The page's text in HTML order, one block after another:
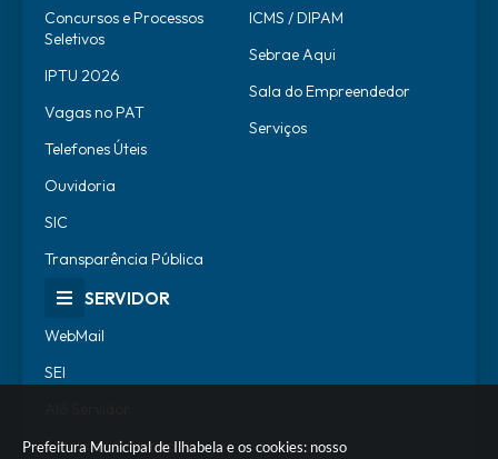
Prefeitura Municipal de Ilhabela e os cookies: nosso
Concursos e Processos
Seletivos
IPTU 2026
Vagas no PAT
Telefones Úteis
Ouvidoria
SIC
Transparência Pública
ICMS / DIPAM
Sebrae Aqui
Sala do Empreendedor
Serviços
SERVIDOR
WebMail
SEI
Escola de Governo